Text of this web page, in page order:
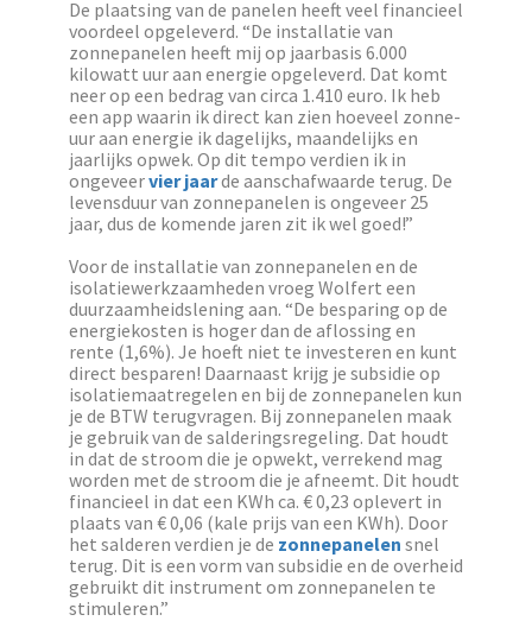
De plaatsing van de panelen heeft veel financieel
voordeel opgeleverd. “De installatie van
zonnepanelen heeft mij op jaarbasis 6.000
kilowatt uur aan energie opgeleverd. Dat komt
neer op een bedrag van circa 1.410 euro. Ik heb
een app waarin ik direct kan zien hoeveel zonne-
uur aan energie ik dagelijks, maandelijks en
jaarlijks opwek. Op dit tempo verdien ik in
ongeveervier jaarde aanschafwaarde terug. De
levensduur van zonnepanelen is ongeveer 25
jaar, dus de komende jaren zit ik wel goed!”
Voor de installatie van zonnepanelen en de
isolatiewerkzaamheden vroeg Wolfert een
duurzaamheidslening aan. “De besparing op de
energiekosten is hoger dan de aflossing en
rente (1,6%). Je hoeft niet te investeren en kunt
direct besparen! Daarnaast krijg je subsidie op
isolatiemaatregelen en bij de zonnepanelen kun
je de BTW terugvragen. Bij zonnepanelen maak
je gebruik van de salderingsregeling. Dat houdt
in dat de stroom die je opwekt, verrekend mag
worden met de stroom die je afneemt. Dit houdt
financieel in dat een KWh ca. € 0,23 oplevert in
plaats van € 0,06 (kale prijs van een KWh). Door
het salderen verdien je de zonnepanelen snel
terug. Dit is een vorm van subsidie en de overheid
gebruikt dit instrument om zonnepanelen te
stimuleren.”